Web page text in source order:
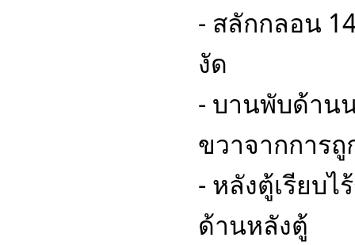
- สลักกลอน
งัด
- บานพับด้าน
ขวาจากการถู
- หลังตู้เรียบไ
ด้านหลังตู้